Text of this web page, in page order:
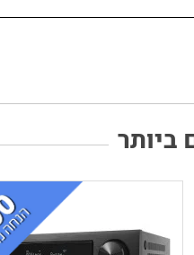
ביותר